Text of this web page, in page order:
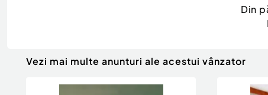
Din
Vezi mai multe anunturi ale acestui vânzator